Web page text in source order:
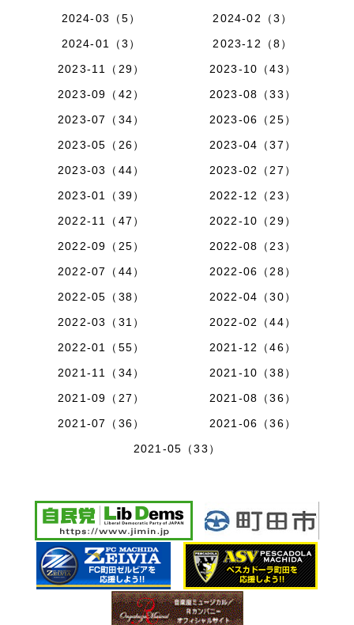
2024-03（5）
2024-02（3）
2024-01（3）
2023-12（8）
2023-11（29）
2023-10（43）
2023-09（42）
2023-08（33）
2023-07（34）
2023-06（25）
2023-05（26）
2023-04（37）
2023-03（44）
2023-02（27）
2023-01（39）
2022-12（23）
2022-11（47）
2022-10（29）
2022-09（25）
2022-08（23）
2022-07（44）
2022-06（28）
2022-05（38）
2022-04（30）
2022-03（31）
2022-02（44）
2022-01（55）
2021-12（46）
2021-11（34）
2021-10（38）
2021-09（27）
2021-08（36）
2021-07（36）
2021-06（36）
2021-05（33）